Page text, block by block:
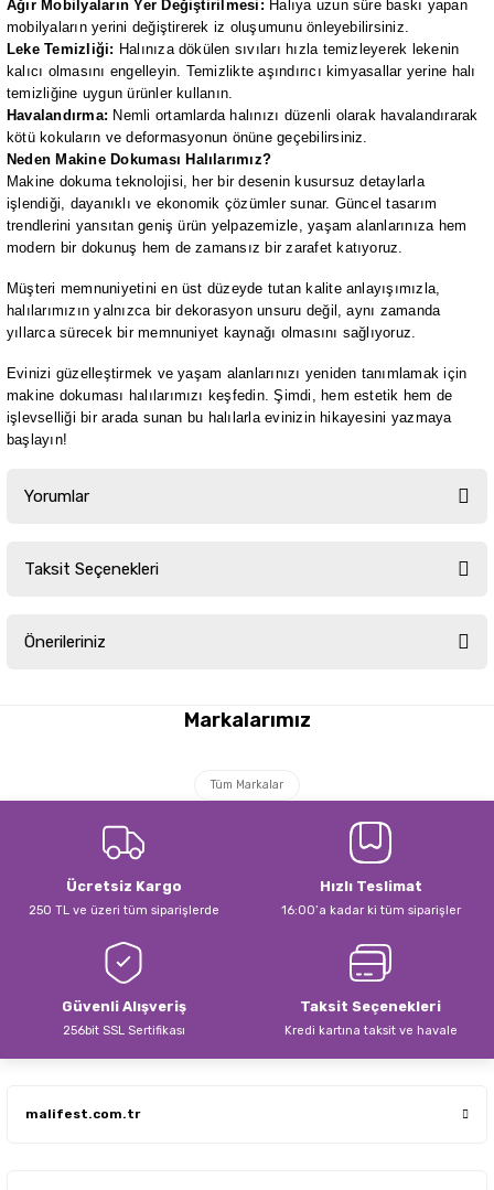
Ağır Mobilyaların Yer Değiştirilmesi: Halıya uzun süre baskı yapan
mobilyaların yerini değiştirerek iz oluşumunu önleyebilirsiniz.
Leke Temizliği: Halınıza dökülen sıvıları hızla temizleyerek lekenin
kalıcı olmasını engelleyin. Temizlikte aşındırıcı kimyasallar yerine halı
temizliğine uygun ürünler kullanın.
Havalandırma: Nemli ortamlarda halınızı düzenli olarak havalandırarak
kötü kokuların ve deformasyonun önüne geçebilirsiniz.
Neden Makine Dokuması Halılarımız?
Makine dokuma teknolojisi, her bir desenin kusursuz detaylarla
işlendiği, dayanıklı ve ekonomik çözümler sunar. Güncel tasarım
trendlerini yansıtan geniş ürün yelpazemizle, yaşam alanlarınıza hem
modern bir dokunuş hem de zamansız bir zarafet katıyoruz.
Müşteri memnuniyetini en üst düzeyde tutan kalite anlayışımızla,
halılarımızın yalnızca bir dekorasyon unsuru değil, aynı zamanda
yıllarca sürecek bir memnuniyet kaynağı olmasını sağlıyoruz.
Evinizi güzelleştirmek ve yaşam alanlarınızı yeniden tanımlamak için
makine dokuması halılarımızı keşfedin. Şimdi, hem estetik hem de
işlevselliği bir arada sunan bu halılarla evinizin hikayesini yazmaya
başlayın!
Yorumlar
Taksit Seçenekleri
Önerileriniz
yetersiz gördüğünüz noktaları öneri formunu kullanarak tarafımıza
Ürün açıklamasında eksik bilgiler bulunuyor.
Ürün bilgilerinde hatalar bulunuyor.
Ürün fiyatı diğer sitelerden daha pahalı.
Bu ürüne benzer farklı alternatifler olmalı.
Markalarımız
Tüm Markalar
Ücretsiz Kargo
250 TL ve üzeri tüm siparişlerde
Hızlı Teslimat
16:00’a kadar ki tüm siparişler
Güvenli Alışveriş
256bit SSL Sertifikası
Taksit Seçenekleri
Kredi kartına taksit ve havale
malifest.com.tr